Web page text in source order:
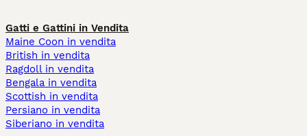
Gatti e Gattini in Vendita
Maine Coon in vendita
British in vendita
Ragdoll in vendita
Bengala in vendita
Scottish in vendita
Persiano in vendita
Siberiano in vendita